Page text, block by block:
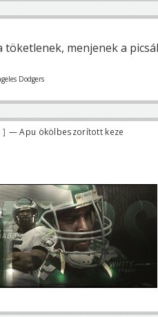
töketlenek, menjenek a
Dodgers
— Apu ökölbeszorított keze